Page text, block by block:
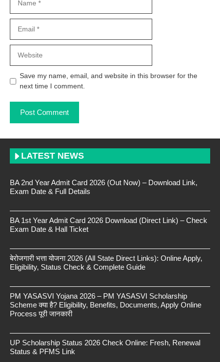
Save my name, email, and website in this browser for the
next time I comment.
LATEST NEWS
BA 2nd Year Admit Card 2026 (Out Now) – Download Link,
Exam Date & Full Details
BA 1st Year Admit Card 2026 Download (Direct Link) – Check
Exam Date & Hall Ticket
बेरोजगारी भत्ता योजना 2026 (All State Direct Links): Online Apply,
Eligibility, Status Check & Complete Guide
PM YASASVI Yojana 2026 – PM YASASVI Scholarship
Scheme क्या है? Eligibility, Benefits, Documents, Apply Online
Process पूरी जानकारी
UP Scholarship Status 2026 Check Online: Fresh, Renewal
Status & PFMS Link